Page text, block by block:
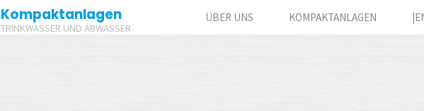
Kompaktanlagen
TRINKWASSER UND ABWASSER
ÜBER UNS KOMPAKTANLAGEN